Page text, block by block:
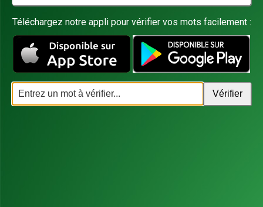
Téléchargez notre appli pour vérifier vos mots facilement :